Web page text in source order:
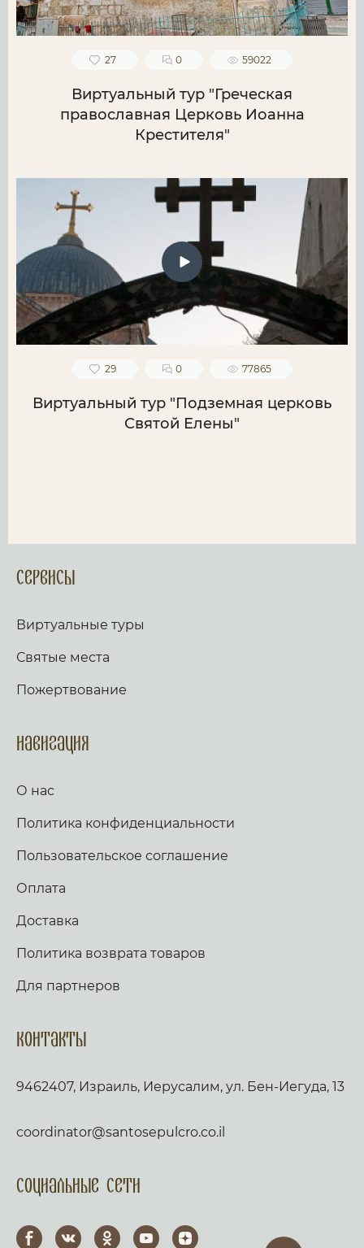
27 0 59022
Виртуальный тур "Греческая
православная Церковь Иоанна
Крестителя"
29 0 77865
Виртуальный тур "Подземная церковь
Святой Елены"
Сервисы
Виртуальные туры
Святые места
Пожертвование
Навигация
О нас
Политика конфиденциальности
Пользовательское соглашение
Оплата
Доставка
Политика возврата товаров
Для партнеров
Контакты
9462407, Израиль, Иерусалим, ул. Бен-Иегуда, 13
coordinator@santosepulcro.co.il
Социальные сети